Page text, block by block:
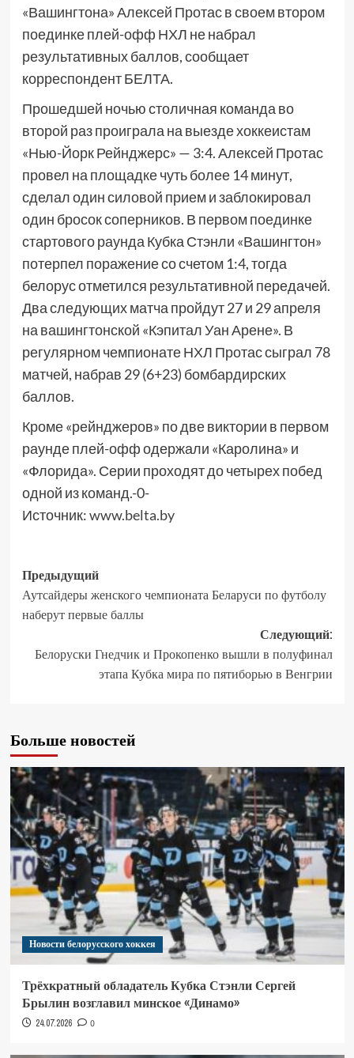
«Вашингтона» Алексей Протас в своем втором
поединке плей-офф НХЛ не набрал
результативных баллов, сообщает
корреспондент БЕЛТА.
Прошедшей ночью столичная команда во
второй раз проиграла на выезде хоккеистам
«Нью-Йорк Рейнджерс» — 3:4. Алексей Протас
провел на площадке чуть более 14 минут,
сделал один силовой прием и заблокировал
один бросок соперников. В первом поединке
стартового раунда Кубка Стэнли «Вашингтон»
потерпел поражение со счетом 1:4, тогда
белорус отметился результативной передачей.
Два следующих матча пройдут 27 и 29 апреля
на вашингтонской «Кэпитал Уан Арене». В
регулярном чемпионате НХЛ Протас сыграл 78
матчей, набрав 29 (6+23) бомбардирских
баллов.
Кроме «рейнджеров» по две виктории в первом
раунде плей-офф одержали «Каролина» и
«Флорида». Серии проходят до четырех побед
одной из команд.-0-
Источник:www.belta.by
Предыдущий
Аутсайдеры женского чемпионата Беларуси по футболу
наберут первые баллы
Следующий:
Белоруски Гнедчик и Прокопенко вышли в полуфинал
этапа Кубка мира по пятиборью в Венгрии
Больше новостей
Новости белорусского хоккея
Трёхкратный обладатель Кубка Стэнли Сергей
Брылин возглавил минское «Динамо»
24.07.2026 0